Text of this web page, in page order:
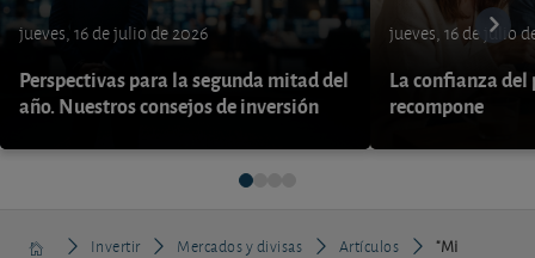
jueves, 16 de julio de 2026
Perspectivas para la segunda mitad del
año. Nuestros consejos de inversión
jueves, 16 de julio
La confianza del
recompone
Invertir Mercados y divisas Artículos
"Mi